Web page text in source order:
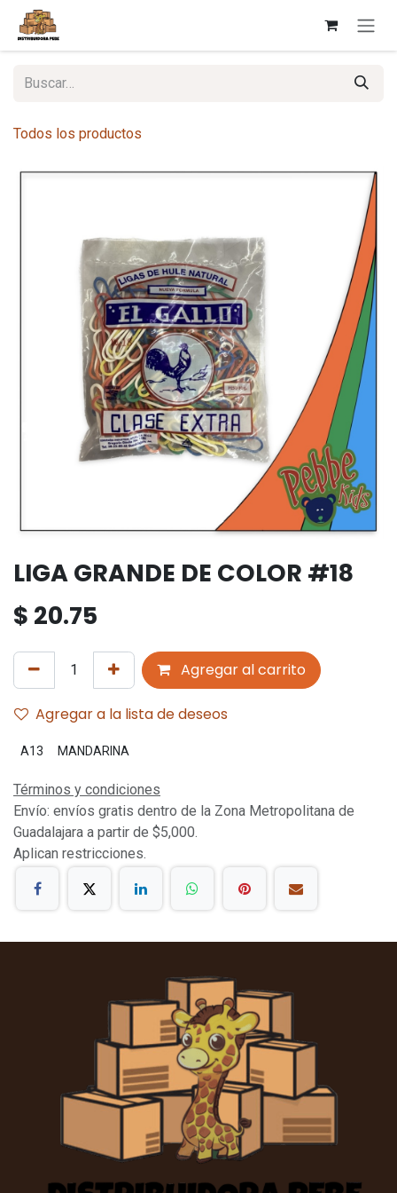
Ir al contenido
Todos los productos
LIGA GRANDE DE COLOR #18
$ 20.75
Agregar al carrito
Agregar a la lista de deseos
A13 MANDARINA
Términos y condiciones
Envío: envíos gratis dentro de la Zona Metropolitana de
Guadalajara a partir de $5,000.
Aplican restricciones.